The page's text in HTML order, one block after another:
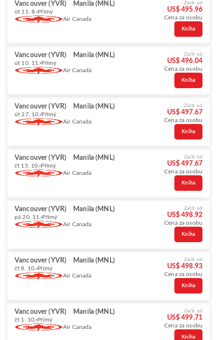
Vancouver (YVR) Manila (MNL)
út 11. 8. Přímý
Air Canada
Začít od
US$ 495.96
Cena za osobu
Kniha
Vancouver (YVR) Manila (MNL)
út 10. 11. Přímý
Air Canada
Začít od
US$ 496.04
Cena za osobu
Kniha
Vancouver (YVR) Manila (MNL)
út 27. 10. Přímý
Air Canada
Začít od
US$ 497.67
Cena za osobu
Kniha
Vancouver (YVR) Manila (MNL)
čt 15. 10. Přímý
Air Canada
Začít od
US$ 497.67
Cena za osobu
Kniha
Vancouver (YVR) Manila (MNL)
pá 20. 11. Přímý
Air Canada
Začít od
US$ 498.92
Cena za osobu
Kniha
Vancouver (YVR) Manila (MNL)
čt 8. 10. Přímý
Air Canada
Začít od
US$ 498.93
Cena za osobu
Kniha
Vancouver (YVR) Manila (MNL)
čt 1. 10. Přímý
Air Canada
Začít od
US$ 499.71
Cena za osobu
Kniha